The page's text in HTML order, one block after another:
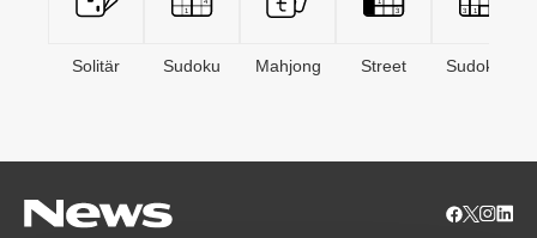
Solitär Sudoku Mahjong Street Sudoken